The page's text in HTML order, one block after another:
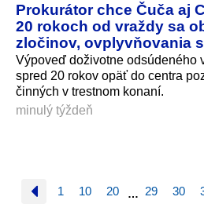
Prokurátor chce Čuča aj
20 rokoch od vraždy sa
zločinov, ovplyvňovania
Výpoveď doživotne odsúdeného
spred 20 rokov opäť do centra
činných v trestnom konaní.
minulý týždeň
1 10 20 … 29 30